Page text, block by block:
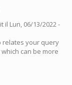
il Lun, 06/13/2022 -
relates your query
can be more